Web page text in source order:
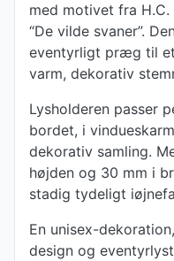
med motivet fra
“De vilde svaner”.
eventyrligt præg til
varm, dekorativ
Lysholderen passer
bordet, i
dekorativ samling.
højden og 30 mm i
stadig tydeligt
En unisex-
design og